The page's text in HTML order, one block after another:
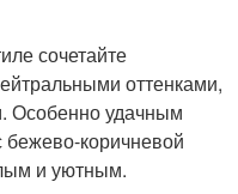
сочетайте
оттенками,
Особенно удачным
бежево-коричневой
и уютным.